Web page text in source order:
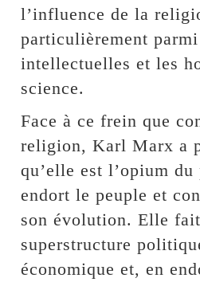
l’influence de la
particulièrement
intellectuelles et les
science.
Face à ce frein que
religion, Karl Marx a
qu’elle est l’opium
endort le peuple et
son évolution. Elle
superstructure
économique et, en